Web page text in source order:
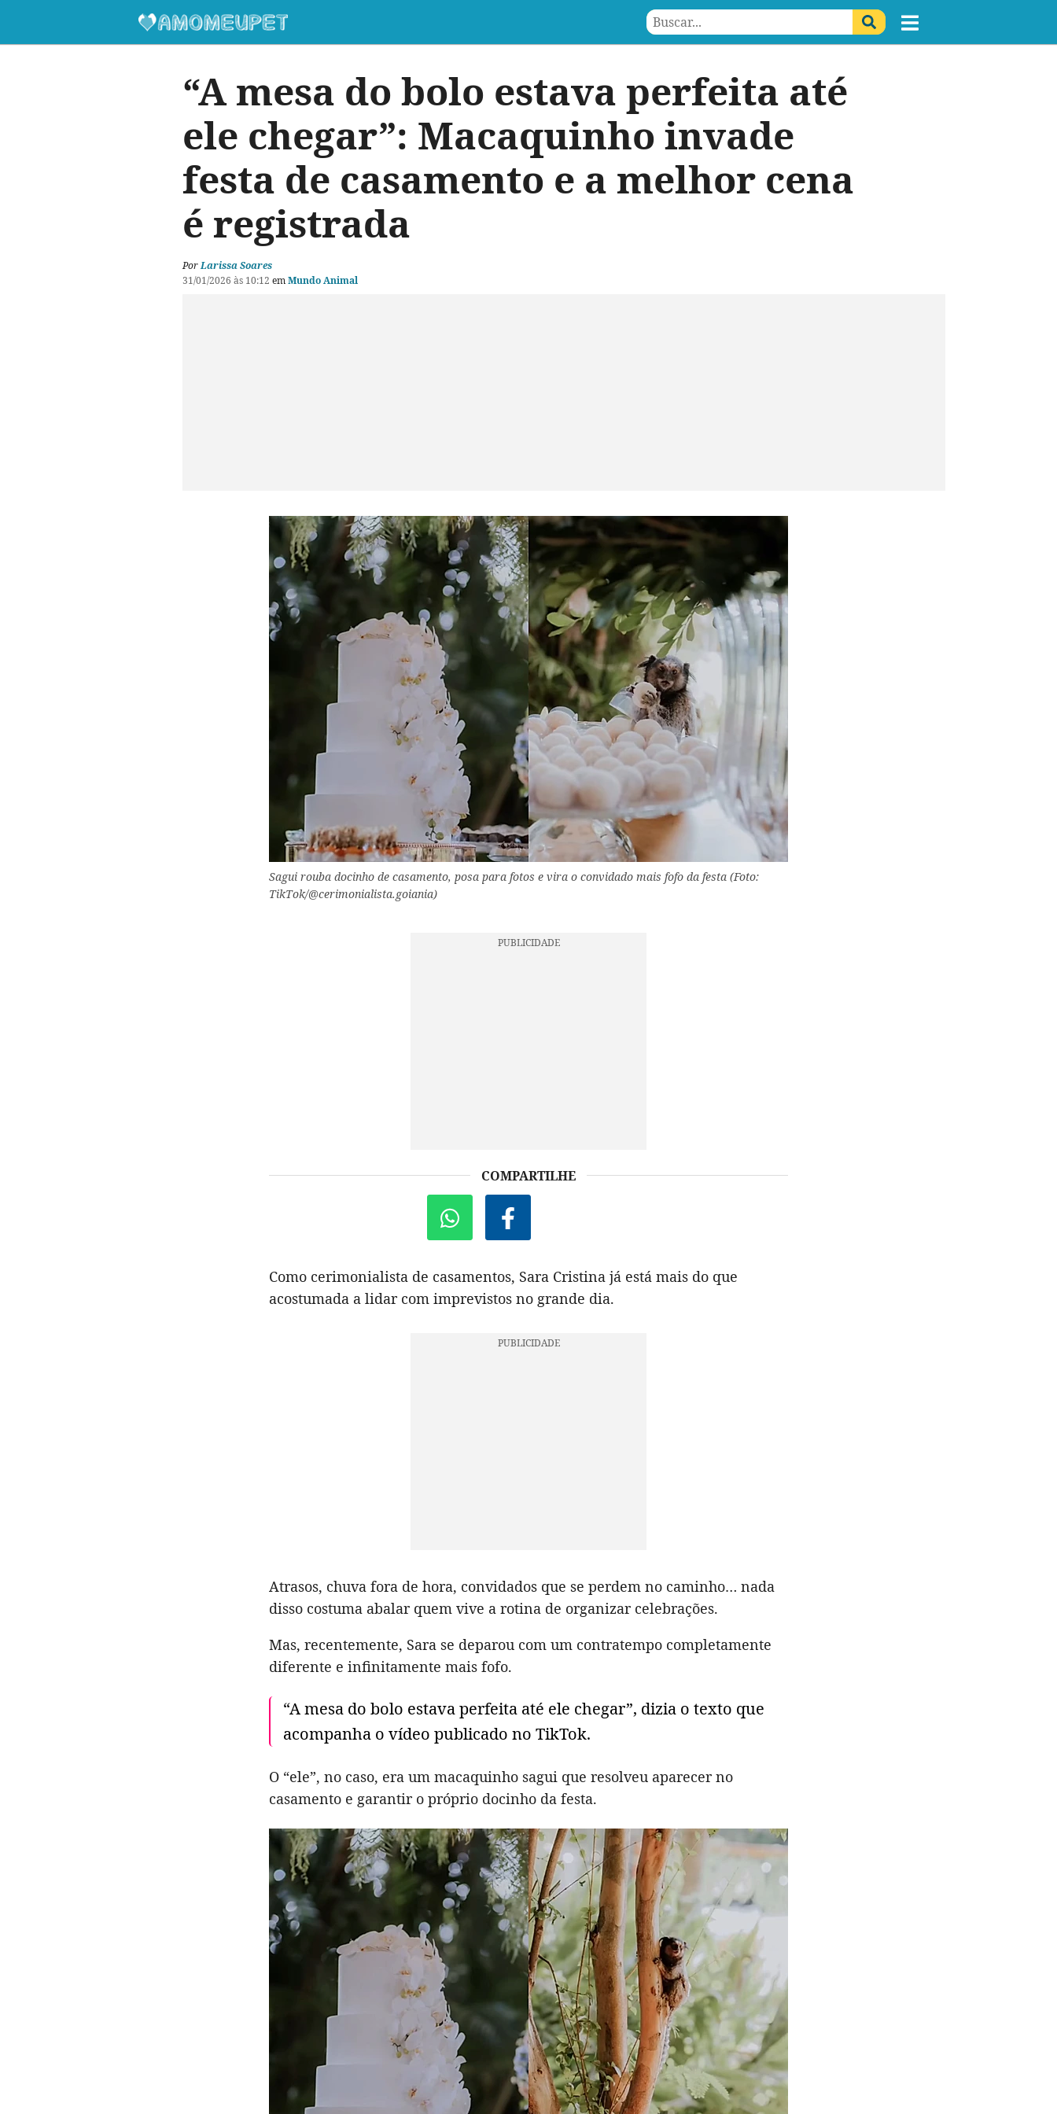
“A mesa do bolo estava perfeita até
ele chegar”: Macaquinho invade
festa de casamento e a melhor cena
é registrada
PorLarissa Soares
31/01/2026 às 10:12 emMundo Animal
Sagui rouba docinho de casamento, posa para fotos e vira o convidado mais fofo da festa (Foto:
TikTok/@cerimonialista.goiania)
COMPARTILHE
Como cerimonialista de casamentos, Sara Cristina já está mais do que
acostumada a lidar com imprevistos no grande dia.
Atrasos, chuva fora de hora, convidados que se perdem no caminho… nada
disso costuma abalar quem vive a rotina de organizar celebrações.
Mas, recentemente, Sara se deparou com um contratempo completamente
diferente e infinitamente mais fofo.
“A mesa do bolo estava perfeita até ele chegar”, dizia o texto que
acompanha o vídeo publicado no TikTok.
O “ele”, no caso, era um macaquinho sagui que resolveu aparecer no
casamento e garantir o próprio docinho da festa.